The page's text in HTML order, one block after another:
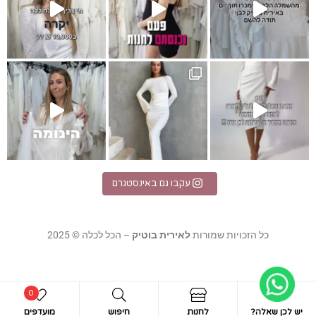
מקסי לבנהאלגנטית
עקבו גם באינסטגרם
כל הזכויות שמורותלאירית בוטיק – הכל לכלה © 2025
יש לכן שאלה? לחנות חיפוש מועדפים
0